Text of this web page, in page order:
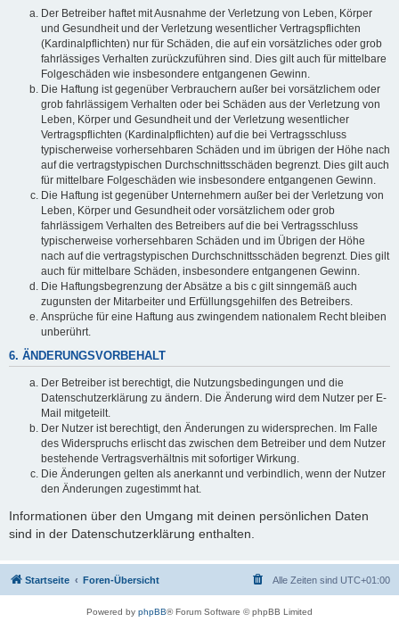
Der Betreiber haftet mit Ausnahme der Verletzung von Leben, Körper
und Gesundheit und der Verletzung wesentlicher Vertragspflichten
(Kardinalpflichten) nur für Schäden, die auf ein vorsätzliches oder grob
fahrlässiges Verhalten zurückzuführen sind. Dies gilt auch für mittelbare
Folgeschäden wie insbesondere entgangenen Gewinn.
Die Haftung ist gegenüber Verbrauchern außer bei vorsätzlichem oder
grob fahrlässigem Verhalten oder bei Schäden aus der Verletzung von
Leben, Körper und Gesundheit und der Verletzung wesentlicher
Vertragspflichten (Kardinalpflichten) auf die bei Vertragsschluss
typischerweise vorhersehbaren Schäden und im übrigen der Höhe nach
auf die vertragstypischen Durchschnittsschäden begrenzt. Dies gilt auch
für mittelbare Folgeschäden wie insbesondere entgangenen Gewinn.
Die Haftung ist gegenüber Unternehmern außer bei der Verletzung von
Leben, Körper und Gesundheit oder vorsätzlichem oder grob
fahrlässigem Verhalten des Betreibers auf die bei Vertragsschluss
typischerweise vorhersehbaren Schäden und im Übrigen der Höhe
nach auf die vertragstypischen Durchschnittsschäden begrenzt. Dies gilt
auch für mittelbare Schäden, insbesondere entgangenen Gewinn.
Die Haftungsbegrenzung der Absätze a bis c gilt sinngemäß auch
zugunsten der Mitarbeiter und Erfüllungsgehilfen des Betreibers.
Ansprüche für eine Haftung aus zwingendem nationalem Recht bleiben
unberührt.
6. ÄNDERUNGSVORBEHALT
Der Betreiber ist berechtigt, die Nutzungsbedingungen und die
Datenschutzerklärung zu ändern. Die Änderung wird dem Nutzer per E-
Mail mitgeteilt.
Der Nutzer ist berechtigt, den Änderungen zu widersprechen. Im Falle
des Widerspruchs erlischt das zwischen dem Betreiber und dem Nutzer
bestehende Vertragsverhältnis mit sofortiger Wirkung.
Die Änderungen gelten als anerkannt und verbindlich, wenn der Nutzer
den Änderungen zugestimmt hat.
Informationen über den Umgang mit deinen persönlichen Daten
sind in der Datenschutzerklärung enthalten.
Startseite Foren-Übersicht Alle Zeiten sind UTC+01:00
Powered by phpBB® Forum Software © phpBB Limited